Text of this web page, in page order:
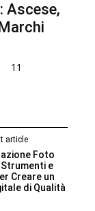
Ascese,
11
article
Foto
e
Creare un
di Qualità